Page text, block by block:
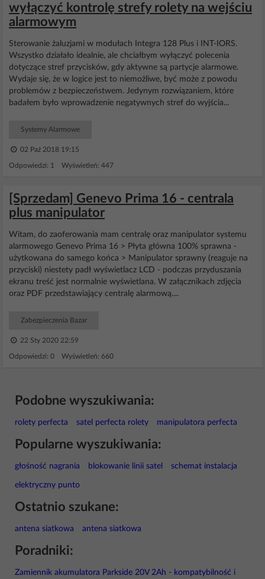
wyłączyć kontrolę strefy rolety na wejściu
alarmowym
Sterowanie żaluzjami w modułach Integra 128 Plus i INT-IORS.
Wszystko działało idealnie, ale chciałbym wyłączyć polecenia
dotyczące stref przycisków, gdy aktywne są partycje alarmowe.
Wydaje się, że w logice jest to niemożliwe, być może z powodu
problemów z bezpieczeństwem. Jedynym rozwiązaniem, które
badałem było wprowadzenie negatywnych stref do wyjścia...
Systemy Alarmowe
02 Paź 2018 19:15
Odpowiedzi: 1 Wyświetleń: 447
[Sprzedam] Genevo Prima 16 - centrala
plus manipulator
Witam, do zaoferowania mam centralę oraz manipulator systemu
alarmowego Genevo Prima 16 > Płyta główna 100% sprawna -
użytkowana do samego końca > Manipulator sprawny (reaguje na
przyciski) niestety padł wyświetlacz LCD - podczas przyduszania
ekranu treść jest normalnie wyświetlana. W załącznikach zdjęcia
oraz PDF przedstawiający centralę alarmową....
Zabezpieczenia Bazar
22 Sty 2020 22:59
Odpowiedzi: 0 Wyświetleń: 660
Podobne wyszukiwania:
rolety perfecta satel perfecta rolety manipulatora perfecta
Popularne wyszukiwania:
głośność nagrania blokowanie linii satel schemat instalacja
elektryczny punto
Ostatnio szukane:
antena siatkowa antena siatkowa
Poradniki:
Zamiennik akumulatora Parkside 20V 2Ah - kompatybilność i